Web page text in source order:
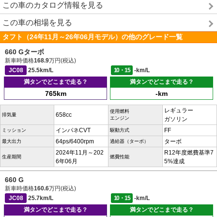
この車のカタログ情報を見る
この車の相場を見る
タフト（24年11月～26年06月モデル）の他のグレード一覧
660 Gターボ
新車時価格168.9万円(税込)
JC08
25.5km/L 10・15
-km/L
満タンでどこまで走る？
765km
満タンでどこまで走る？
-km
排気量 658cc
使用燃料
エンジン
レギュラー
ガソリン
ミッション インパネCVT 駆動方式 FF
最大出力 64ps/6400rpm 過給器（ターボ） ターボ
生産期間
2024年11月～202
6年06月
燃費性能
R12年度燃費基準7
5%達成
660 G
新車時価格160.6万円(税込)
JC08
25.7km/L 10・15
-km/L
満タンでどこまで走る？
満タンでどこまで走る？